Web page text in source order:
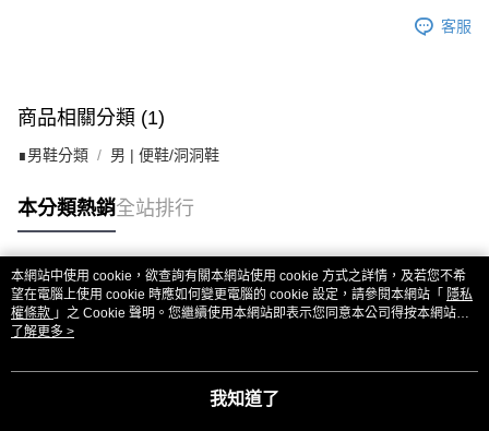
客服
商品相關分類 (1)
∎男鞋分類 男 | 便鞋/洞洞鞋
本分類熱銷全站排行
熱門標籤
本網站中使用 cookie，欲查詢有關本網站使用 cookie 方式之詳情，及若您不希
望在電腦上使用 cookie 時應如何變更電腦的 cookie 設定，請參閱本網站「 隱私
權條款 」之 Cookie 聲明。您繼續使用本網站即表示您同意本公司得按本網站使
用條款之 Cookie 聲明使用 cookie。
了解更多 >
我知道了